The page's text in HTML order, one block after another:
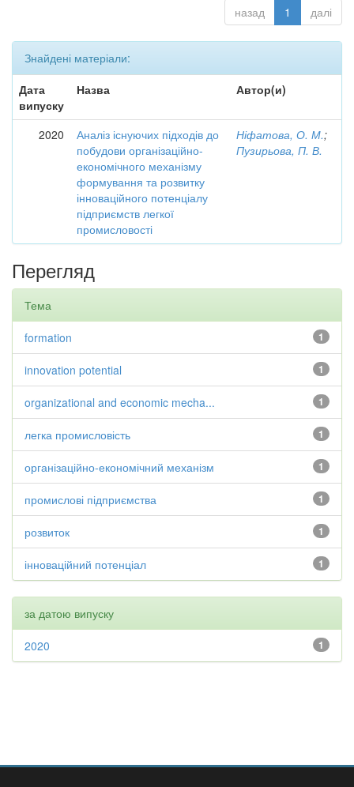
назад 1 далі
Знайдені матеріали:
Дата
випуску
Назва Автор(и)
2020
Аналіз існуючих підходів до
побудови організаційно-
економічного механізму
формування та розвитку
інноваційного потенціалу
підприємств легкої
промисловості
Ніфатова, О. М.;
Пузирьова, П. В.
Перегляд
Тема
1
formation
1
innovation potential
1
organizational and economic mecha...
1
легка промисловість
1
організаційно-економічний механізм
1
промислові підприємства
1
розвиток
1
інноваційний потенціал
за датою випуску
1
2020